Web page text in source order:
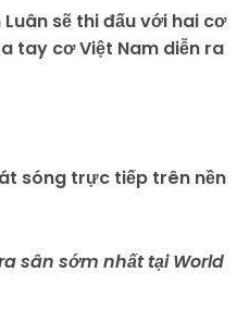
sẽ thi đấu với hai cơ
tay cơ Việt Nam diễn ra
sóng trực tiếp trên nền
sân sớm nhất tại World